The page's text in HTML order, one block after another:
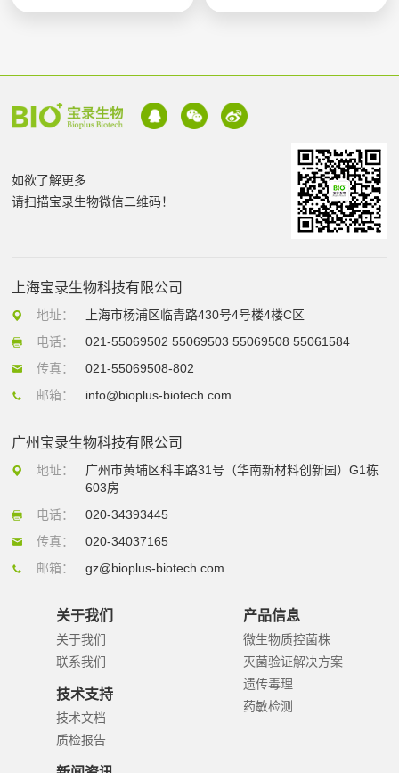
如欲了解更多
请扫描宝录生物微信二维码！
上海宝录生物科技有限公司
地址：
上海市杨浦区临青路430号4号楼4楼C区
电话：
021-55069502 55069503 55069508 55061584
传真：
021-55069508-802
邮箱：
info@bioplus-biotech.com
广州宝录生物科技有限公司
地址：
广州市黄埔区科丰路31号（华南新材料创新园）G1栋
603房
电话：
020-34393445
传真：
020-34037165
邮箱：
gz@bioplus-biotech.com
关于我们
关于我们
联系我们
技术支持
技术文档
质检报告
产品信息
微生物质控菌株
灭菌验证解决方案
遗传毒理
药敏检测